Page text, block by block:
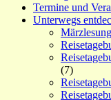
Termine und
Unterwegs
(7)